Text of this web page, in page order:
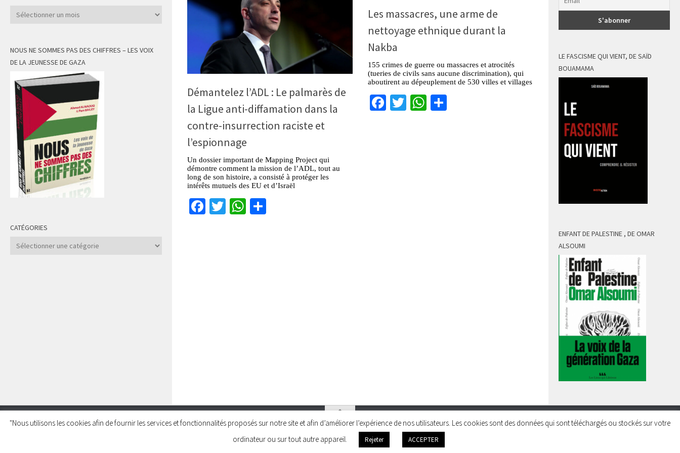
Démantelez l’ADL : Le palmarès de
la Ligue anti-diffamation dans la
contre-insurrection raciste et
l’espionnage
Un dossier important de Mapping Project qui
démontre comment la mission de l’ADL, tout au
long de son histoire, a consisté à protéger les
intérêts mutuels des EU et d’Israël
Facebook
TwitterWhatsApp
Les massacres, une arme de
nettoyage ethnique durant la
Nakba
155 crimes de guerre ou massacres et atrocités
(tueries de civils sans aucune discrimination), qui
aboutirent au dépeuplement de 530 villes et villages
Facebook
TwitterWhatsApp
Archives
NOUS NE SOMMES PAS DES CHIFFRES – LES VOIX
DE LA JEUNESSE DE GAZA
CATÉGORIES
Catégories
LE FASCISME QUI VIENT, DE SAÏD
BOUAMAMA
ENFANT DE PALESTINE , DE OMAR
ALSOUMI
Charleroi Pour la Palestine © 2026. Tous droits réservés.
"Nous utilisons les cookies afin de fournir les services et fonctionnalités proposés sur notre site et afin d’améliorer l’expérience de nos utilisateurs. Les cookies sont des données qui sont téléchargés ou stockés sur votre
ordinateur ou sur tout autre appareil.
Rejeter ACCEPTER